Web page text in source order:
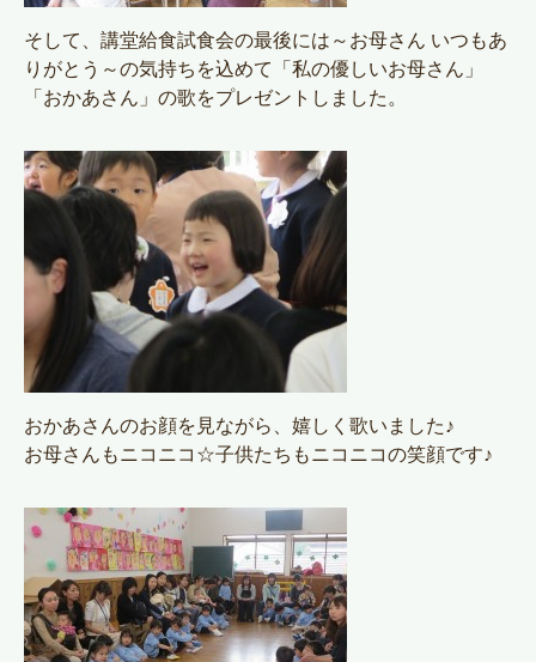
そして、講堂給食試食会の最後には～お母さん いつもあ
りがとう～の気持ちを込めて「私の優しいお母さん」
「おかあさん」の歌をプレゼントしました。
おかあさんのお顔を見ながら、嬉しく歌いました♪
お母さんもニコニコ☆子供たちもニコニコの笑顔です♪